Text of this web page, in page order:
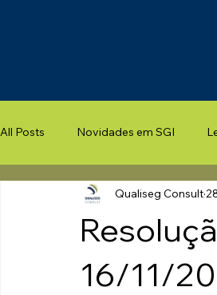
All Posts Novidades em SGI
16/11/
Qualiseg Consult